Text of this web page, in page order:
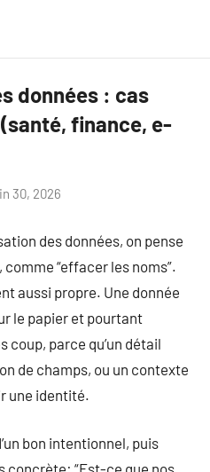
données : cas
finance, e-
30, 2026
des données, on pense
“effacer les noms”.
aussi propre. Une donnée
le papier et pourtant
coup, parce qu’un détail
de champs, ou un contexte
une identité.
bon intentionnel, puis
concrète: “Est-ce que nos